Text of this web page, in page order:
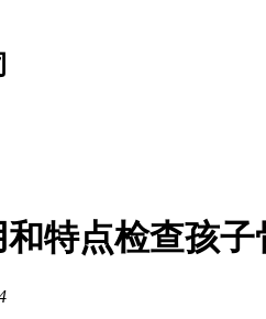
特点检查孩